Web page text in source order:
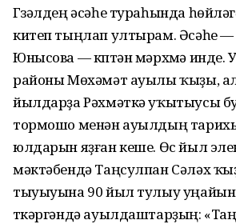
Гүзәлдең әсәһе тураһында
китеп тыңлап ултырам. Әсәһе
Юнысова — күптән мәрхүмә инде.
районы Мөхәмәт ауылы ҡыҙы,
йылдарҙа Рәхмәткә уҡытыусы
тормошо менән ауылдың
юлдарын яҙған кеше. Өс йыл
мәктәбендә Таңсулпан Сәләх
тыуыуына 90 йыл тулыу
үткәргәндә ауылдаштарҙың: